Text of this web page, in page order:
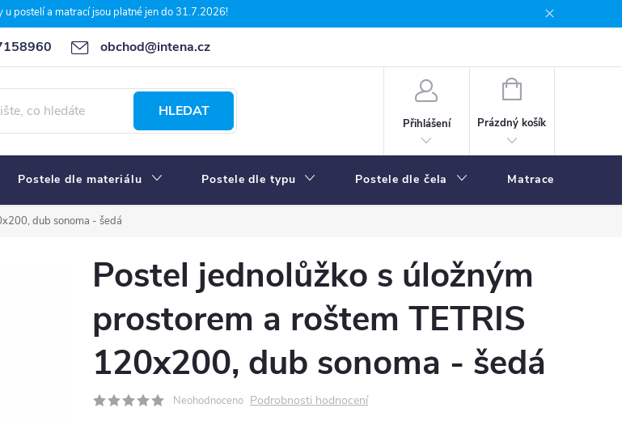
u postelí a matrací jsou platné jen do 31.7.2026!
obchod@intena.cz
7 důvodů, proč nakupit u Intena nábytek
HLEDAT
Přihlášení
NÁKUPNÍ
Prázdný košík
Postele dle materiálu Postele dle typu Postele dle čela Matrace
dub sonoma - šedá
Postel jednolůžko s úložným
prostorem a roštem TETRIS
120x200, dub sonoma - šedá
Neohodnoceno Podrobnosti hodnocení